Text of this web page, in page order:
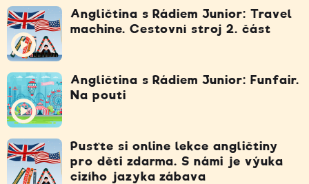
Angličtina s Rádiem Junior: Travel
machine. Cestovní stroj 2. část
Angličtina s Rádiem Junior: Funfair.
Na pouti
Pusťte si online lekce angličtiny
pro děti zdarma. S námi je výuka
cizího jazyka zábava